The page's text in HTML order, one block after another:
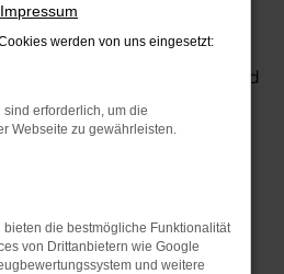
Wahl für alle, die für
suchen. Mit seiner
effizienten Antrieb und
der Caddy die ideale
zuverlässiges und
möchte. Egal, ob für den
Fahrten – der Caddy
innovative
Impressum
werden von uns eingesetzt:
sind erforderlich, um die
Webseite zu gewährleisten.
bieten die bestmögliche Funktionalität
von Drittanbietern wie Google
und weitere